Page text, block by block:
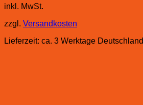
inkl. MwSt.
zzgl. Versandkosten
Lieferzeit: ca. 3 Werktage Deutschland